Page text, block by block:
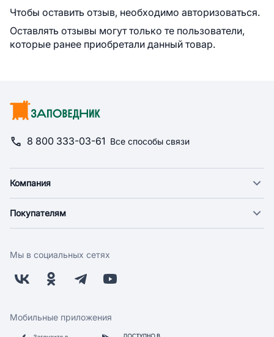
Чтобы оставить отзыв, необходимо авторизоваться.
Оставлять отзывы могут только те пользователи,
которые ранее приобретали данный товар.
8 800 333-03-61 Все способы связи
Компания
Новости
Поставщикам
Заводчикам
Обратная связь
Покупателям
Оплата
Бонусная программа
Скидки и акции
Мы в социальных сетях
Мобильные приложения